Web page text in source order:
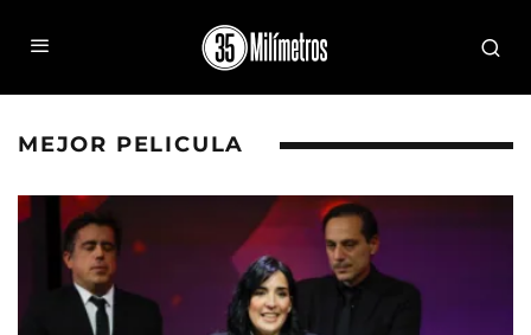
MEJOR PELICULA